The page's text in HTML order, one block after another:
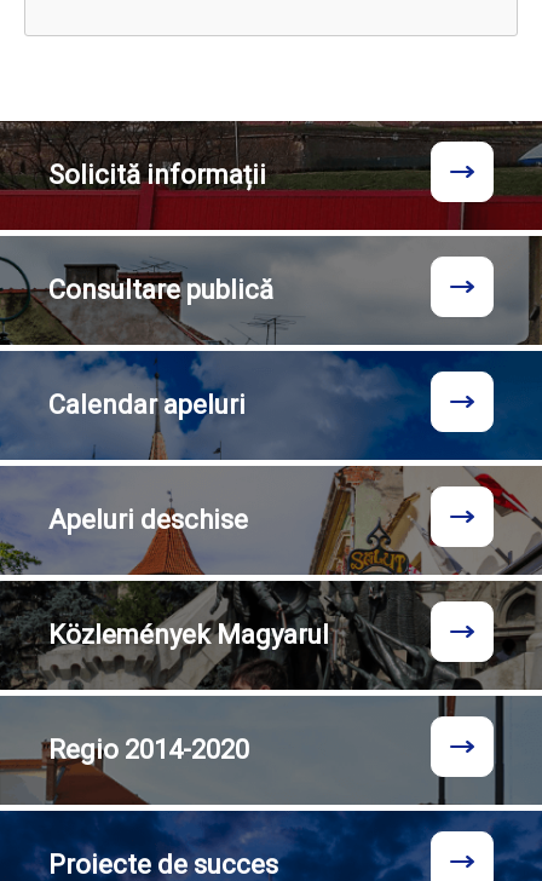
Solicităinformații
Consultarepublică
Calendarapeluri
Apeluri deschise
KözleményekMagyarul
Regio 2014-2020
Proiecte de succes